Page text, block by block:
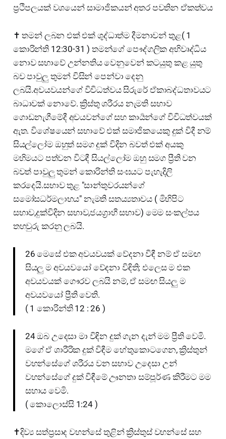
ප්‍රථිපලයක් වශයෙන් සාමාජිකයන් අතර පවතින ඒකත්වය
✝️ තමන් ලබන එක් එක් ශුද්ධාත්ම දීමනාවන් තුළ( 1
කොරින්ති 12:30-31 ) තමන්ගේ පෞද්ගලික අභිවෘද්ධිය
නොව සභාවේ උන්නතිය වෙනුවෙන් කටයුතු කළ යුතු
බව පාවුලු තුමන් විසින් පෙන්වා දෙනු
ලබයි.අවයවයන්ගේ විවිධත්වය සිරුරේ ඒකාබද්ධතාවයට
බාධාවක් නොවේ. ක්‍රිස්තු ශරීරය නැමති සභාව
ගොඩනැගීමේදී අවයවන්ගේ සහ කාර්‍යන්ගේ විවිධත්වයක්
ඇත. විශේෂයෙන් සභාවේ එක් සමාජිකයෙකු දුක් විදී නම්
සියල්ලෝම ඔහුත් සමග දුක් විදින බවත් එක් අයකු
මහිමයට පත්වන විටදී සියල්ලෝම ඔහු සමග ප්‍රීති වන
බවත් පාවුලු තුමන් කොරින්ති සංඝයට පැහැදිලි
කරදෙයි.සභාව තුළ "සාන්තුවරයන්ගේ
සමෝසධර්මලාභය" නැමති සතය්‍යතාවය ( මිහිපිට
සභාව,දුක්විදින සභාව,ජයග්‍රාහී සභාව) මෙම සංකල්පය
තහවුරු කරනු ලබයි.
26 මෙසේ එක අවයවයක් වේදනා විඳී නම් ඒ සමඟ
සියලු ම අවයවයෝ වේදනා විඳිති; එලෙස ම එක
අවයවයක් ගෞරව ලබයි නම්, ඒ සමඟ සියලු ම
අවයවයෝ ප්‍රීති වෙති.
( 1 කොරින්ති 12 : 26 )
24 ඔබ උදෙසා මා විඳින දුක් ගැන දැන් මම ප්‍රීති වෙමි.
මගේ ඒ ශාරීරික දුක් විඳීම හේතුකොටගෙන, ක්‍රිස්තුන්
වහන්සේගේ ශරීරය වන සභාව උදෙසා උන්
වහන්සේගේ දුක් විඳීමේ ඌනතා සම්පූර්ණ කිරීමට මම
සහාය වෙමි.
( කොලොස්සි 1:24 )
✝️දිව්‍ය සත්ප්‍රසාද වහන්සේ තුළින් ක්‍රිස්තුස් වහන්සේ සහ